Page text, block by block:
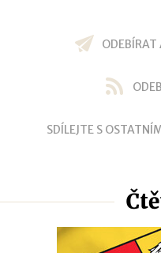
SDÍLEJTE S